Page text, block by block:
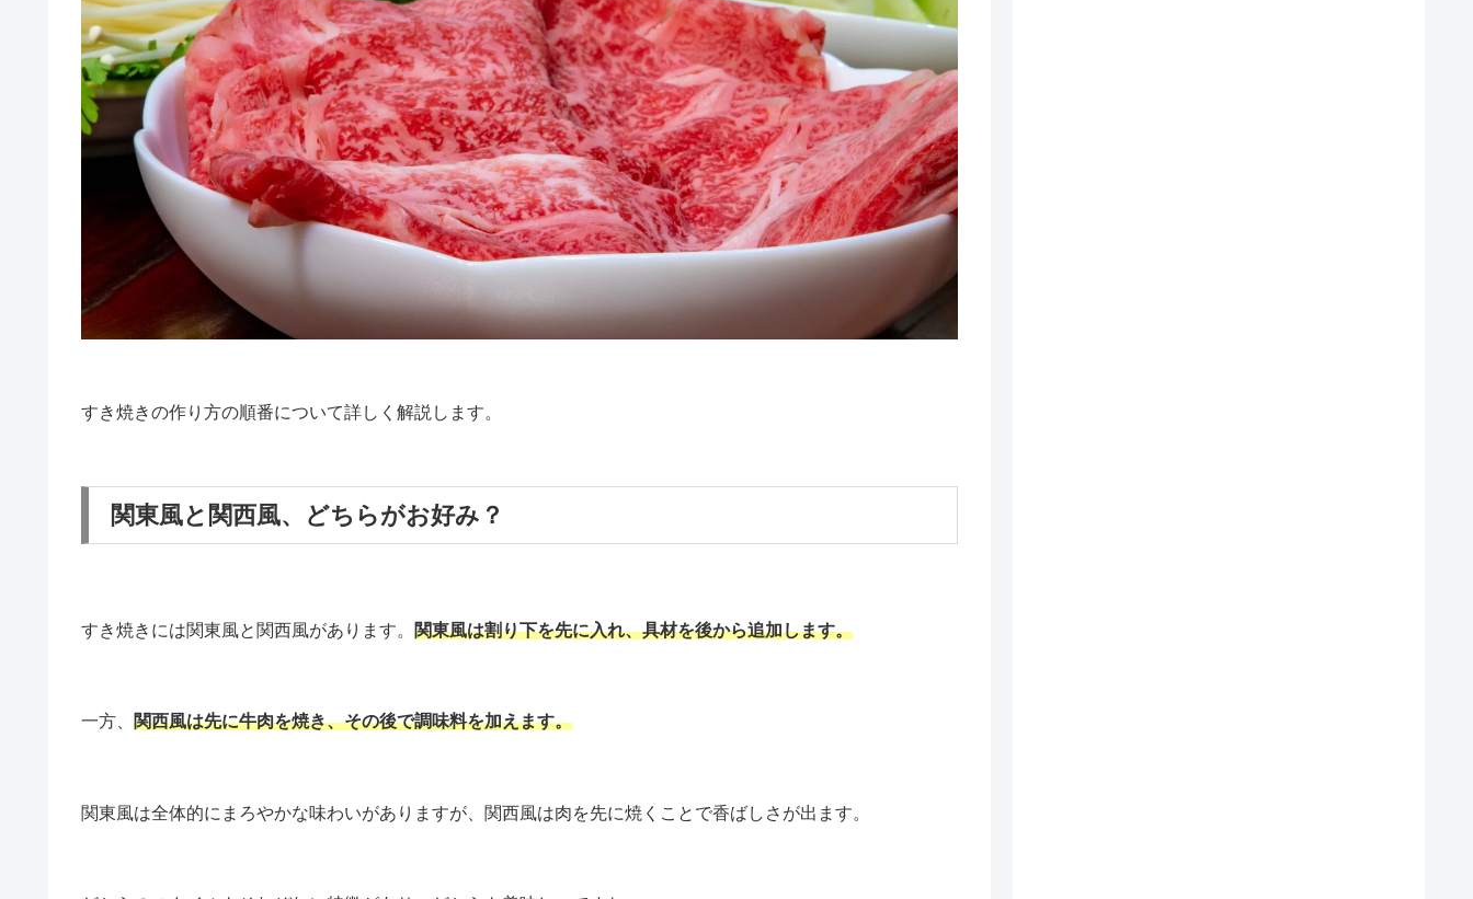
すき焼きの作り方の順番について詳しく解説します。
関東風と関西風、どちらがお好み？
すき焼きには関東風と関西風があります。 関東風は割り下を先に入れ、具材を後から追加します。
一方、 関西風は先に牛肉を焼き、その後で調味料を加えます。
関東風は全体的にまろやかな味わいがありますが、関西風は肉を先に焼くことで香ばしさが出ます。